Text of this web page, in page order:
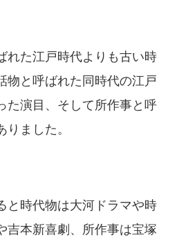
れた江戸時代よりも古い時
物と呼ばれた同時代の江戸
た演目、そして所作事と呼
ました。
と時代物は大河ドラマや時
吉本新喜劇、所作事は宝塚